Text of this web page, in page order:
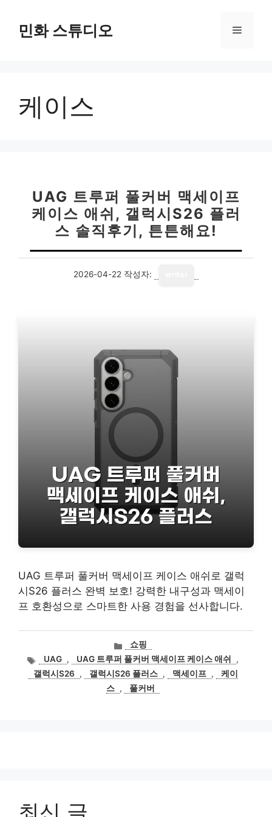
민화 스튜디오 메
케이스
UAG 트루퍼 풀커버 맥세이프
케이스 애쉬, 갤럭시S26 플러
스 솔직후기, 튼튼해요!
2026-04-22 작성자:
UAG 트루퍼 풀커버 맥세이프 케이스 애쉬로 갤럭
시S26 플러스 완벽 보호! 강력한 내구성과 맥세이
프 호환성으로 스마트한 사용 경험을 선사합니다.
카
테
고
리
쇼핑
태
그
UAG , UAG 트루퍼 풀커버 맥세이프 케이스 애쉬
,
갤럭시S26
, 갤럭시S26 플러스 , 맥세이프 ,
케이
스 , 풀커버
최신 글